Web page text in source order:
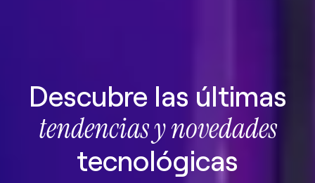
Descubre las últimas
tendencias y novedades
tecnológicas